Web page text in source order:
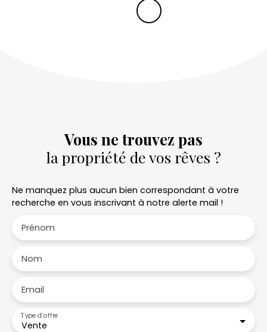
Vous ne trouvez pas
la propriété de vos rêves ?
Ne manquez plus aucun bien correspondant à votre
recherche en vous inscrivant à notre alerte mail !
Prénom
Nom
Email
Vente
Type d'offre